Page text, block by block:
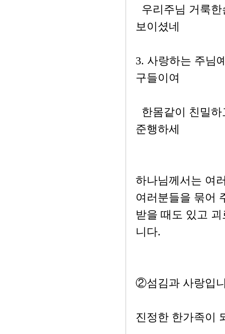
우리주님 거룩
보이셨네
3. 사랑하는 주님
구들이여
한몸같이 친밀
준행하세
하나님께서는 여
여러분들을 묶어
받을 때도 있고
니다.
②섬김과 사랑입
진정한 한가족이